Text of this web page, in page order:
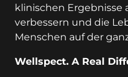
klinischen Ergebnisse
verbessern und die
Menschen auf der
Wellspect. A Real